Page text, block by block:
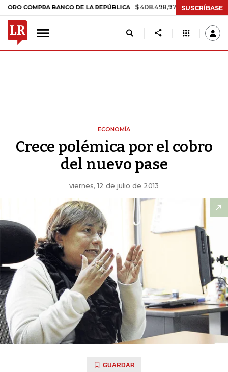
BANCO DE LA REPÚBLICA $ 408.498,97 +$ 8.753,81 +2,19%
SUSCRÍBASE
ECONOMÍA
Crece polémica por el cobro
del nuevo pase
viernes, 12 de julio de 2013
GUARDAR